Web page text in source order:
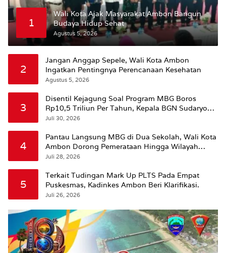
1
Wali Kota Ajak Masyarakat Ambon Bangun
Budaya Hidup Sehat
Agustus 5, 2026
2
Jangan Anggap Sepele, Wali Kota Ambon
Ingatkan Pentingnya Perencanaan Kesehatan
Agustus 5, 2026
3
Disentil Kejagung Soal Program MBG Boros
Rp10,5 Triliun Per Tahun, Kepala BGN Sudaryono
Beri Penjelasan
Juli 30, 2026
4
Pantau Langsung MBG di Dua Sekolah, Wali Kota
Ambon Dorong Pemerataan Hingga Wilayah
Leitimur Selatan
Juli 28, 2026
5
Terkait Tudingan Mark Up PLTS Pada Empat
Puskesmas, Kadinkes Ambon Beri Klarifikasi.
Juli 26, 2026